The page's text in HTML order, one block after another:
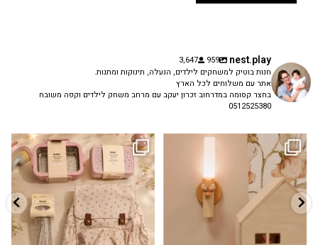
nest.play
959
3,647
חנות בוטיק למשחקים לילדים, הנעלה, תינוקות ומתנות.
אתר עם משלוחים לכל הארץ
בחצר קסומה במדרחוב זכרון יעקב עם מרחב משחק לילדים וקפה משובח
0512525380
✨ חוזרים למסגרת בסטייל! ✨
הקולקציה החדשה...
9 4
גם פריט עיצובי לחדר, גם מנורת לילה
...
3 0